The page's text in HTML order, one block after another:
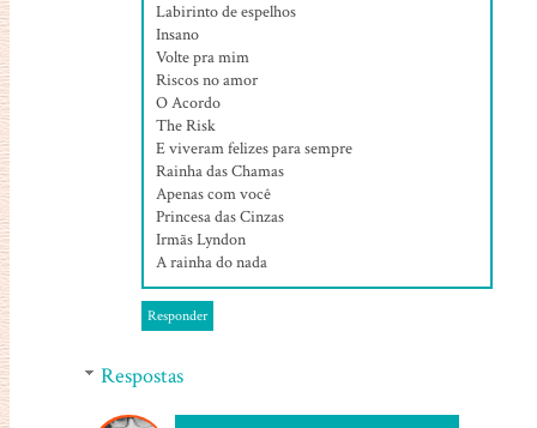
Labirinto de espelhos
Insano
Volte pra mim
Riscos no amor
O Acordo
The Risk
E viveram felizes para sempre
Rainha das Chamas
Apenas com você
Princesa das Cinzas
Irmãs Lyndon
A rainha do nada
Responder
Respostas